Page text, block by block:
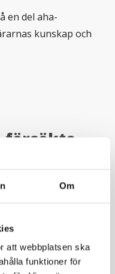
Om
att webbplatsen ska
funktioner för
en del aha-
kunskap och
försökte
till att
allra